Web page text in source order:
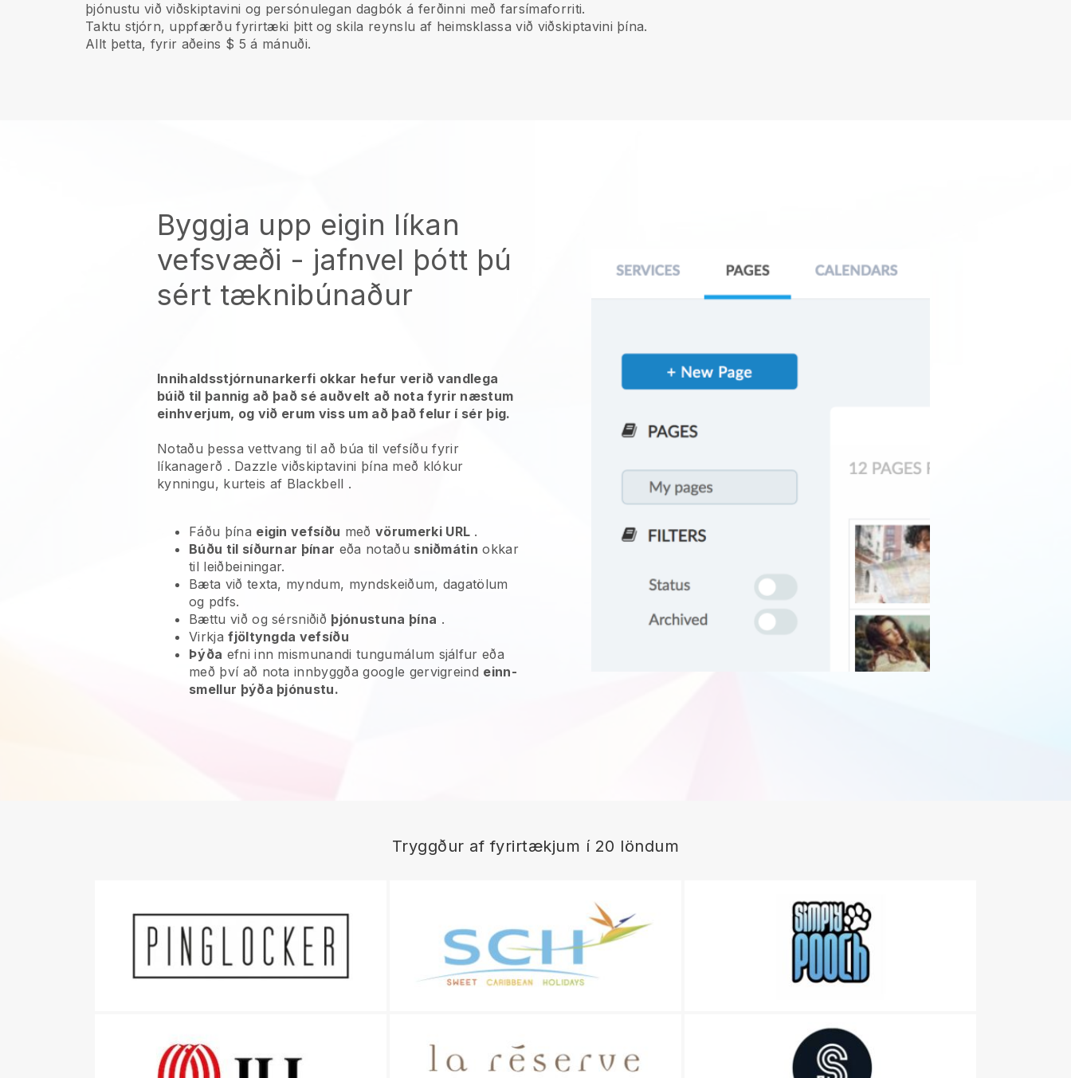
þjónustu við viðskiptavini og persónulegan dagbók á ferðinni með farsímaforriti.
Taktu stjórn, uppfærðu fyrirtæki þitt og skila reynslu af heimsklassa við viðskiptavini þína.
Allt þetta, fyrir aðeins $ 5 á mánuði.
Byggja upp eigin líkan
vefsvæði - jafnvel þótt þú
sért tæknibúnaður
Innihaldsstjórnunarkerfi okkar hefur verið vandlega
búið til þannig að það sé auðvelt að nota fyrir næstum
einhverjum, og við erum viss um að það felur í sér þig.
Notaðu þessa vettvang til að búa til vefsíðu fyrir
líkanagerð . Dazzle viðskiptavini þína með klókur
kynningu, kurteis af Blackbell .
Fáðu þína eigin vefsíðu með vörumerki URL .
Búðu til síðurnar þínar eða notaðu sniðmátin okkar
til leiðbeiningar.
Bæta við texta, myndum, myndskeiðum, dagatölum
og pdfs.
Bættu við og sérsniðið þjónustuna þína .
Virkjafjöltyngda vefsíðu
Þýða efni inn mismunandi tungumálum sjálfur eða
með því að nota innbyggða google gervigreind einn-
smellur þýða þjónustu.
Tryggður af fyrirtækjum í 20 löndum